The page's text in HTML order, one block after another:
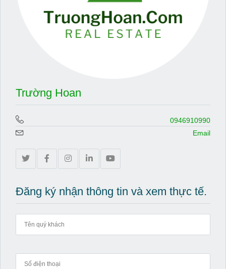
Trường Hoan
0946910990
Email
Đăng ký nhận thông tin và xem thực tế.